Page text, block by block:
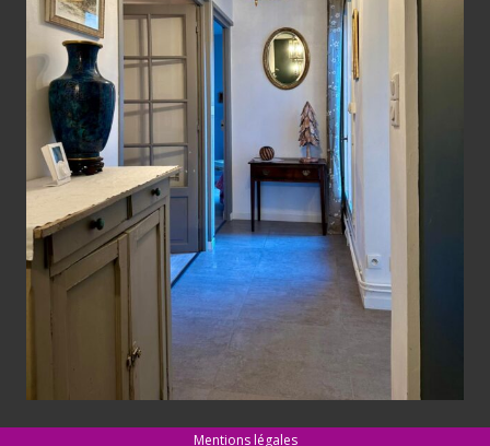
Mentions légales